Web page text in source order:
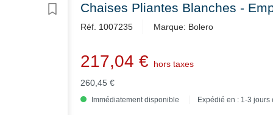
Chaises Pliantes Blanches -
Réf. 1007235 Marque: Bolero
217,04 €
hors taxes
260,45 €
Immédiatement disponible Expédié en : 1-3 jours